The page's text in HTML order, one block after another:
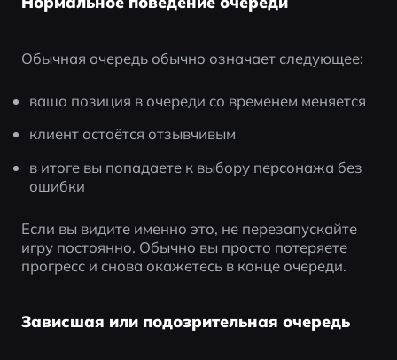
Обычная очередь обычно означает следующее:
ваша позиция в очереди со временем меняется
клиент остаётся отзывчивым
в итоге вы попадаете к выбору персонажа без
ошибки
Если вы видите именно это, не перезапускайте
игру постоянно. Обычно вы просто потеряете
прогресс и снова окажетесь в конце очереди.
Зависшая или подозрительная очередь